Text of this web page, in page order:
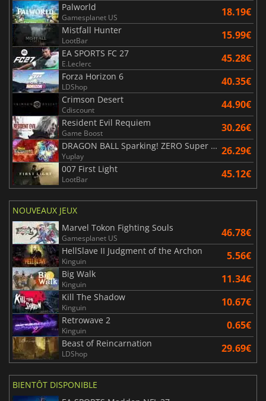
Palworld
Gamesplanet US 18.19€
Mistfall Hunter
LootBar 15.99€
EA SPORTS FC 27
E.Leclerc 45.28€
Forza Horizon 6
LDShop 40.35€
Crimson Desert
Cdiscount 44.90€
Resident Evil Requiem
Game Boost 30.26€
DRAGON BALL Sparking! ZERO Super Limit Breaking NEO
Yuplay 26.29€
007 First Light
LootBar 45.12€
NOUVEAUX JEUX
Marvel Tokon Fighting Souls
Gamesplanet US 46.78€
HellSlave II Judgment of the Archon
Kinguin 5.56€
Big Walk
Kinguin 11.34€
Kill The Shadow
Kinguin 10.67€
Retrowave 2
Kinguin 0.65€
Beast of Reincarnation
LDShop 29.69€
BIENTÔT DISPONIBLE